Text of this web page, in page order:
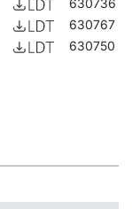
630736
630767
630750